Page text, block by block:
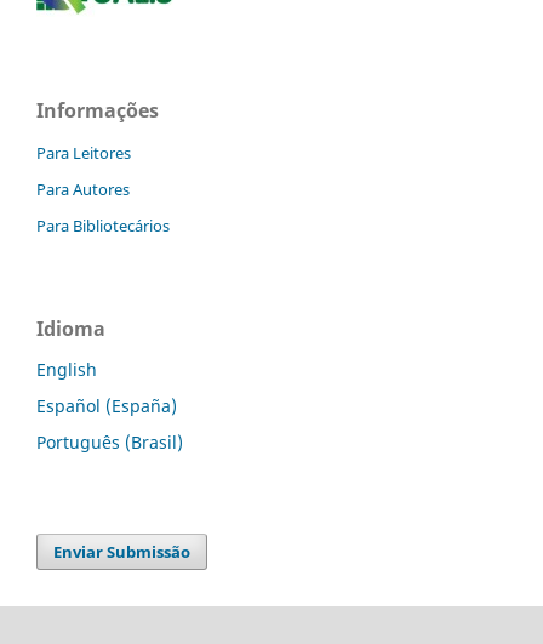
Informações
Para Leitores
Para Autores
Para Bibliotecários
Idioma
English
Español (España)
Português (Brasil)
Enviar Submissão